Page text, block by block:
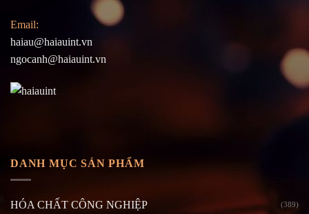
Email:
haiau@haiauint.vn
ngocanh@haiauint.vn
DANH MỤC SẢN PHẨM
HÓA CHẤT CÔNG NGHIỆP (389)